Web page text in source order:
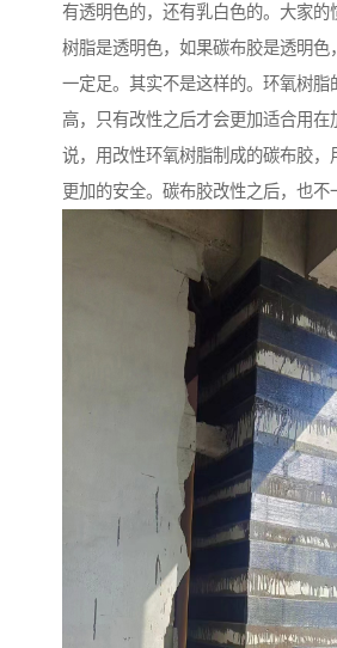
有透明色的，还有乳白色的。大家的
树脂是透明色，如果碳布胶是透明色
一定足。其实不是这样的。环氧树脂
高，只有改性之后才会更加适合用在
说，用改性环氧树脂制成的碳布胶，
更加的安全。碳布胶改性之后，也不